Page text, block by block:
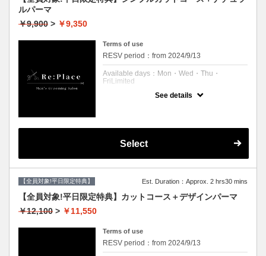
【メニュー選択】からコースをお選びくださ
カット、シャンプー、眉毛メンテナンス、パ
ーマ
シェービングはついていないメニューとなっ
ております。
ルパーマ
￥9,900 > ￥9,350
Terms of use
RESV period：from 2024/9/13
Available days：Mon・Wed・Thu・
FriLimited
予約可能時刻：Mon 11:00 to 21:00
Expiration Date：
【平日限定クーポン】
カット、シャンプー、ナチュラルパーマ、肩
マッサージ、眉毛メンテナンス、ブロー
※自然な毛流れパーマ
す。
See details
Select
【全員対象!平日限定特典】 Est. Duration：Approx. 2 hrs30 mins
【全員対象!平日限定特典】カットコース＋デザインパーマ
￥12,100 > ￥11,550
Terms of use
RESV period：from 2024/9/13